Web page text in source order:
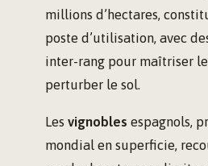
millions d’hectares,
poste d’utilisation, avec
inter-rang pour maîtriser
perturber le sol.
Les vignobles espagnols,
mondial en superficie,